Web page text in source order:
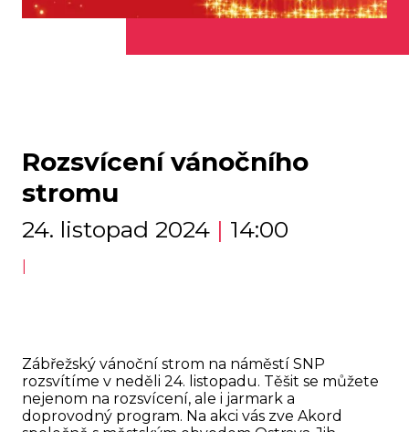
Rozsvícení vánočního
stromu
24. listopad 2024 | 14:00
Zábřežský vánoční strom na náměstí SNP
rozsvítíme v neděli 24. listopadu. Těšit se můžete
nejenom na rozsvícení, ale i jarmark a
doprovodný program. Na akci vás zve Akord